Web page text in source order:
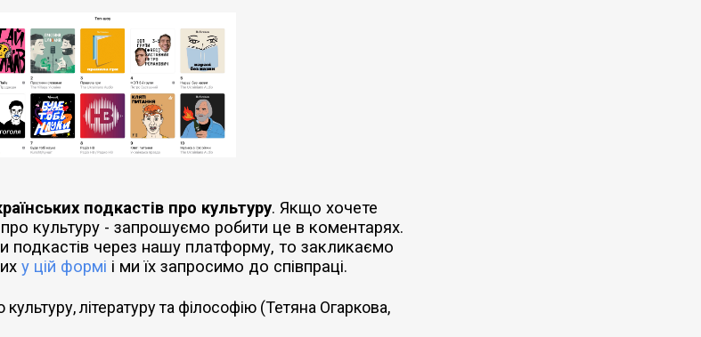
подкастів про культуру. Якщо хочете
культуру - запрошуємо робити це в коментарях.
подкастів через нашу платформу, то закликаємо
у цій формі і ми їх запросимо до співпраці.
літературу та філософію (Тетяна Огаркова,